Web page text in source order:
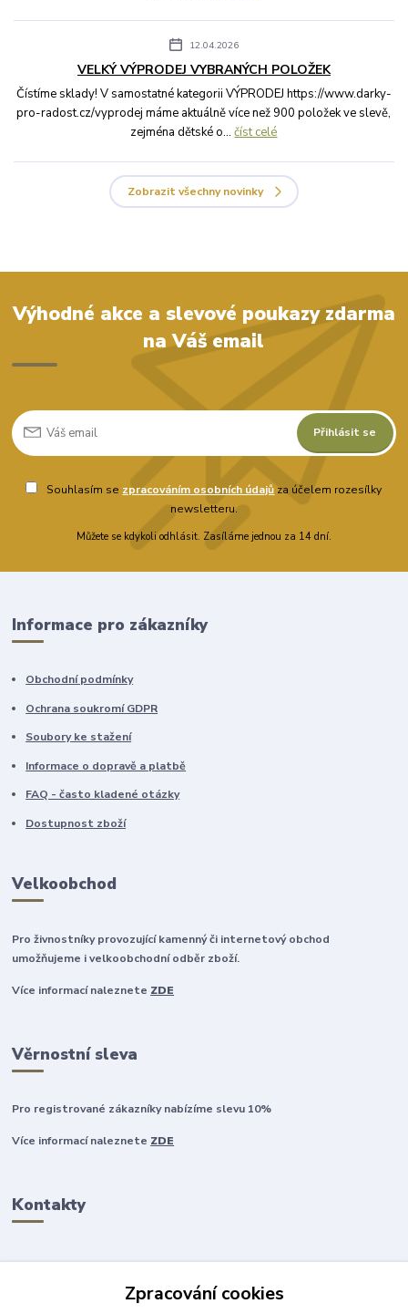
12.04.2026
VELKÝ VÝPRODEJ VYBRANÝCH POLOŽEK
Čístíme sklady! V samostatné kategorii VÝPRODEJ https://www.darky-
pro-radost.cz/vyprodej máme aktuálně více než 900 položek ve slevě,
zejména dětské o...číst celé
Zobrazit všechny novinky
Výhodné akce a slevové poukazy zdarma
na Váš email
Přihlásit se
Souhlasím se zpracováním osobních údajů za účelem rozesílky
newsletteru.
Můžete se kdykoli odhlásit. Zasíláme jednou za 14 dní.
Informace pro zákazníky
Obchodní podmínky
Ochrana soukromí GDPR
Soubory ke stažení
Informace o dopravě a platbě
FAQ - často kladené otázky
Dostupnost zboží
Velkoobchod
Pro živnostníky provozující kamenný či internetový obchod
umožňujeme i velkoobchodní odběr zboží.
Více informací naleznete ZDE
Věrnostní sleva
Pro registrované zákazníky nabízíme slevu 10%
Více informací naleznete ZDE
Kontakty
Zpracování cookies